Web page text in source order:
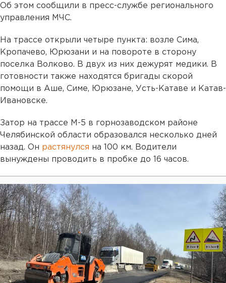
Об этом сообщили в пресс-службе регионального
управления МЧС.
На трассе открыли четыре пункта: возле Сима,
Кропачево, Юрюзани и на повороте в сторону
поселка Волково. В двух из них дежурят медики. В
готовности также находятся бригады скорой
помощи в Аше, Симе, Юрюзане, Усть-Катаве и Катав-
Ивановске.
Затор на трассе М-5 в горнозаводском районе
Челябинской области образовался несколько дней
назад. Он растянулся на 100 км. Водители
вынуждены проводить в пробке до 16 часов.